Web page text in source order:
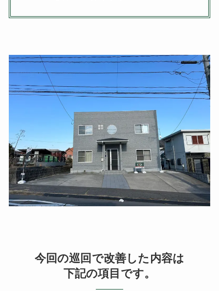
今回の巡回で改善した内容は
下記の項目です。